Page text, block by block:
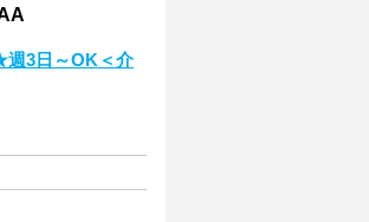
週3日～OK＜介